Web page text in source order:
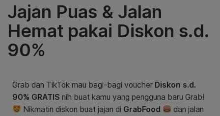
Jajan Puas & Jalan
Hemat pakai Diskon s.d.
90%
Grab dan TikTok mau bagi-bagi voucher Diskon s.d.
90% GRATIS nih buat kamu yang pengguna baru Grab!
Nikmatin diskon buat jajan di GrabFood
dan jalan